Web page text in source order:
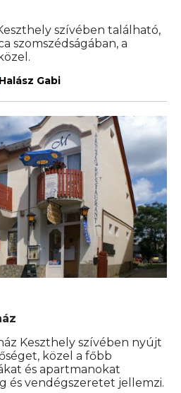
szívében található,
szomszédságában, a
Halász Gabi
Keszthely szívében nyújt
közel a főbb
és apartmanokat
és vendégszeretet jellemzi.